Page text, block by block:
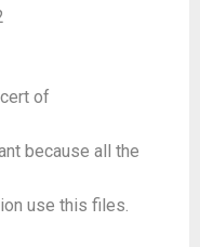
of
because all the
use this files.